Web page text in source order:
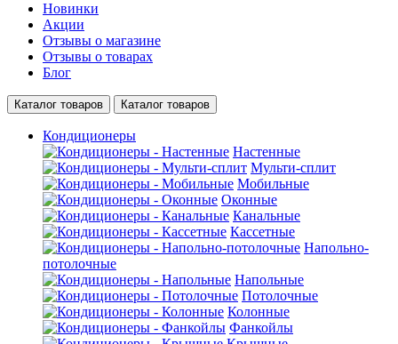
Новинки
Акции
Отзывы о магазине
Отзывы о товарах
Блог
Каталог товаров Каталог товаров
Кондиционеры
Настенные
Мульти-сплит
Мобильные
Оконные
Канальные
Кассетные
Напольно-
потолочные
Напольные
Потолочные
Колонные
Фанкойлы